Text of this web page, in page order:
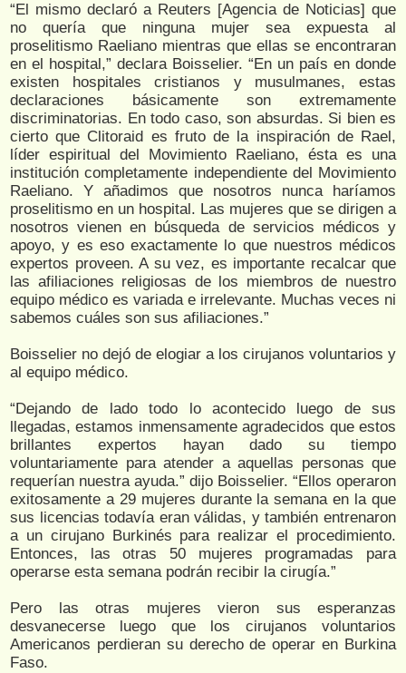
“El mismo declaró a Reuters [Agencia de Noticias] que
no quería que ninguna mujer sea expuesta al
proselitismo Raeliano mientras que ellas se encontraran
en el hospital,” declara Boisselier. “En un país en donde
existen hospitales cristianos y musulmanes, estas
declaraciones básicamente son extremamente
discriminatorias. En todo caso, son absurdas. Si bien es
cierto que Clitoraid es fruto de la inspiración de Rael,
líder espiritual del Movimiento Raeliano, ésta es una
institución completamente independiente del Movimiento
Raeliano. Y añadimos que nosotros nunca haríamos
proselitismo en un hospital. Las mujeres que se dirigen a
nosotros vienen en búsqueda de servicios médicos y
apoyo, y es eso exactamente lo que nuestros médicos
expertos proveen. A su vez, es importante recalcar que
las afiliaciones religiosas de los miembros de nuestro
equipo médico es variada e irrelevante. Muchas veces ni
sabemos cuáles son sus afiliaciones.”
Boisselier no dejó de elogiar a los cirujanos voluntarios y
al equipo médico.
“Dejando de lado todo lo acontecido luego de sus
llegadas, estamos inmensamente agradecidos que estos
brillantes expertos hayan dado su tiempo
voluntariamente para atender a aquellas personas que
requerían nuestra ayuda.” dijo Boisselier. “Ellos operaron
exitosamente a 29 mujeres durante la semana en la que
sus licencias todavía eran válidas, y también entrenaron
a un cirujano Burkinés para realizar el procedimiento.
Entonces, las otras 50 mujeres programadas para
operarse esta semana podrán recibir la cirugía.”
Pero las otras mujeres vieron sus esperanzas
desvanecerse luego que los cirujanos voluntarios
Americanos perdieran su derecho de operar en Burkina
Faso.